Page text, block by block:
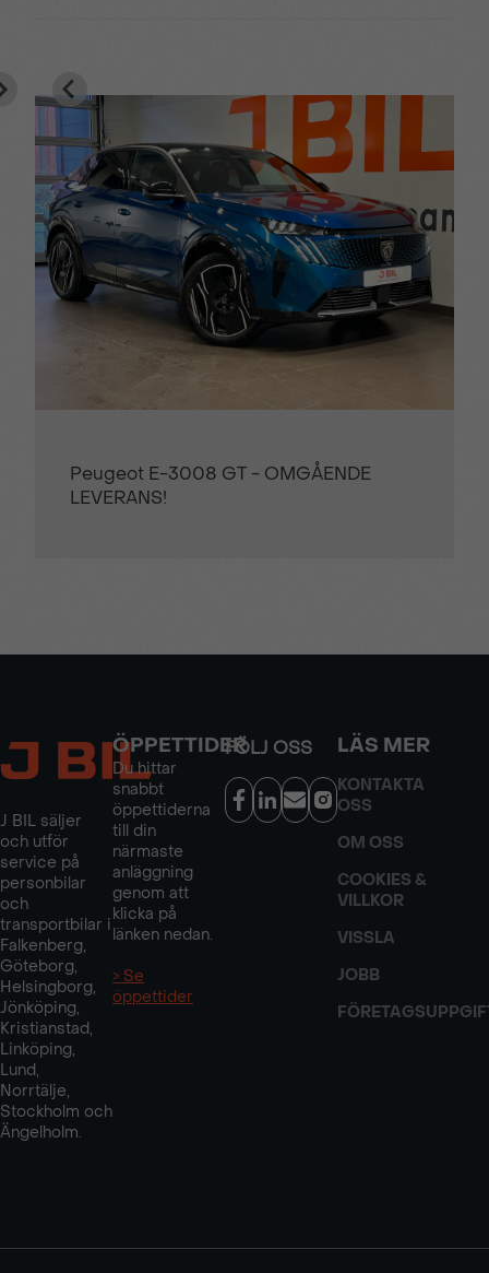
Peugeot E-3008 GT - OMGÅENDE
LEVERANS!
J BIL säljer
och utför
service på
personbilar
och
transportbilar i
Falkenberg,
Göteborg,
Helsingborg,
Jönköping,
Kristianstad,
Linköping,
Lund,
Norrtälje,
Stockholm och
Ängelholm.
ÖPPETTIDER
Du hittar
snabbt
öppettiderna
till din
närmaste
anläggning
genom att
klicka på
länken nedan.
> Se
öppettider
FÖLJ OSS LÄS MER
KONTAKTA
OSS
OM OSS
COOKIES &
VILLKOR
VISSLA
JOBB